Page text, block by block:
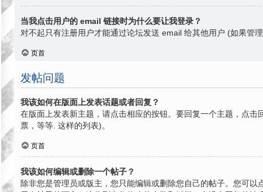
当我点击用户的 email 链接时为什么要让我登录？
对不起只有注册用户才能通过论坛发送 email 给其他用户 (如果管
页首
发帖问题
我该如何在版面上发表话题或者回复？
在版面上发表新主题，请点击相应的按钮。要回复一个主题，点
票，等等. 这样的列表)。
页首
我该如何编辑或删除一个帖子？
除非您是管理员或版主，您只能编辑或删除您自己的帖子。您可